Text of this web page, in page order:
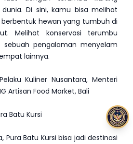
Di sini, kamu bisa melihat
hewan yang tumbuh di
Melihat konservasi terumbu
sebuah pengalaman menyelam
lainnya.
Kuliner Nusantara, Menteri
Artisan Food Market, Bali
Batu Kursi
Pura Batu Kursi bisa jadi destinasi